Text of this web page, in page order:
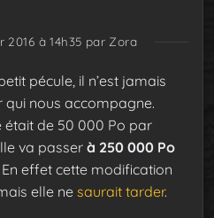
à 14h35 par Zora
pécule, il n’est jamais
qui nous accompagne.
était de 50 000 Po par
va passer à 250 000 Po
En effet cette modification
elle ne saurait tarder.